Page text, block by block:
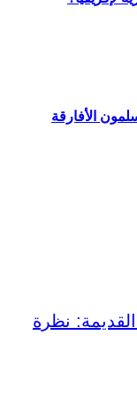
الأفارقة